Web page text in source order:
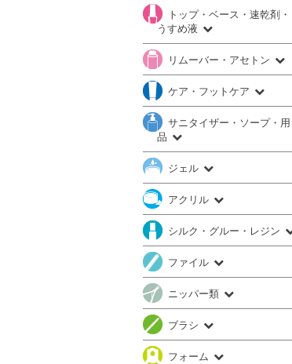
トップ・ベース・速乾剤・
うすめ液
リムーバー・アセトン
ケア・フットケア
サニタイザー・ソープ・用
品
ジェル
アクリル
シルク・グルー・レジン
ファイル
ニッパー類
ブラシ
フォーム